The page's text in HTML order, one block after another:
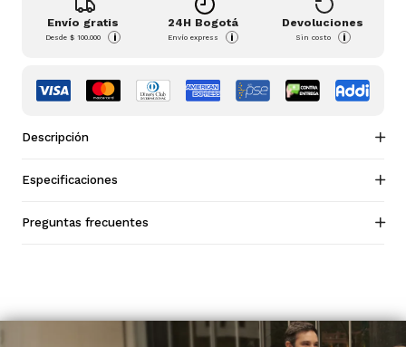
Envío gratis
Desde$ 100.000 i
24H Bogotá
Envío express i
Devoluciones
Sin costo i
Descripción
Especificaciones
Preguntas frecuentes